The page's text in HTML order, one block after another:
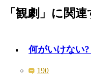
「観劇」に関
何がいけない
190